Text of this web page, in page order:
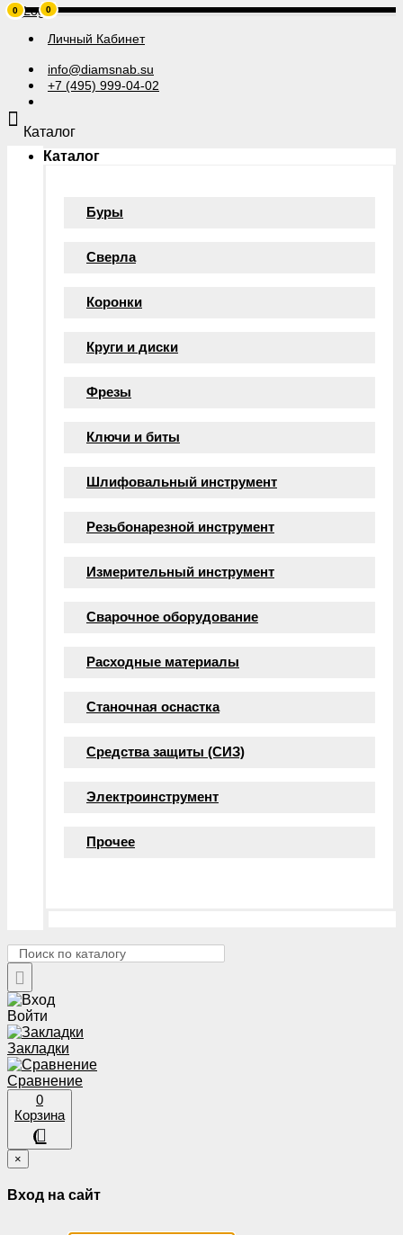
Личный Кабинет
info@diamsnab.su
+7 (495) 999-04-02
0
Каталог
Каталог
Буры
Сверла
Коронки
Круги и диски
Фрезы
Ключи и биты
Шлифовальный инструмент
Резьбонарезной инструмент
Измерительный инструмент
Сварочное оборудование
Расходные материалы
Станочная оснастка
Средства защиты (СИЗ)
Электроинструмент
Прочее
Войти
0
Закладки
Сравнение
0
Корзина
×
Вход на сайт